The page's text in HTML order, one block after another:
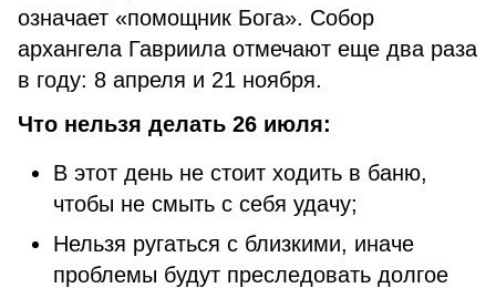
означает «помощник Бога». Собор
архангела Гавриила отмечают еще два раза
в году: 8 апреля и 21 ноября.
Что нельзя делать 26 июля:
В этот день не стоит ходить в баню,
чтобы не смыть с себя удачу;
Нельзя ругаться с близкими, иначе
проблемы будут преследовать долгое